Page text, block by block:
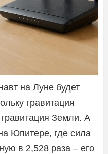
на Луне будет
гравитация
Земли. А
Юпитере, где сила
в 2,528 раза – его